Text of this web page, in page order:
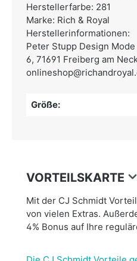
Herstellerfarbe: 281
Marke: Rich & Royal
Herstellerinformationen:
Peter Stupp Design Mode
6, 71691 Freiberg am
Größe:
VORTEILSKARTE
Mit der CJ Schmidt
von vielen Extras.
4% Bonus auf Ihre